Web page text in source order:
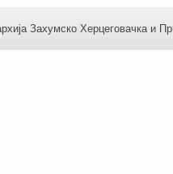
Захумско Херцеговачка и